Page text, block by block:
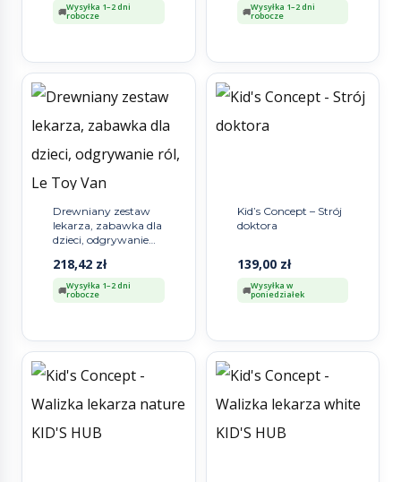
Wysyłka 1–2 dni
robocze
Wysyłka 1–2 dni
robocze
Drewniany zestaw
lekarza, zabawka dla
dzieci, odgrywanie
218,42 zł
Wysyłka 1–2 dni
robocze
Kid’s Concept – Strój
doktora
139,00 zł
Wysyłka w
poniedziałek